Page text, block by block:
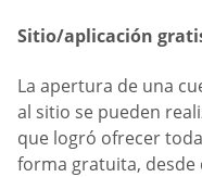
Sitio/aplicación
La apertura de una
al sitio se pueden
que logró ofrecer
forma gratuita, desde